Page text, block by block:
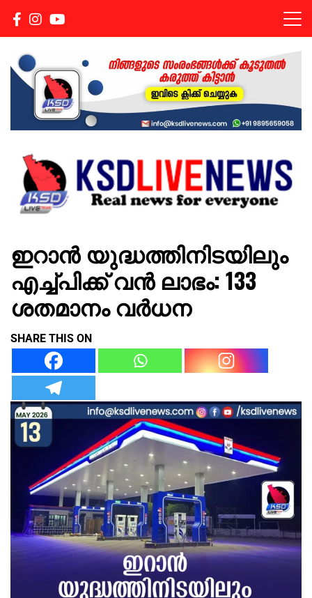
KSDLIVENEWS
ഇറാന്‍ യുദ്ധത്തിനിടയിലും
എച്ച്പിക്ക് വന്‍ ലാഭം: 133
ശതമാനം വര്‍ധന
SHARE THIS ON